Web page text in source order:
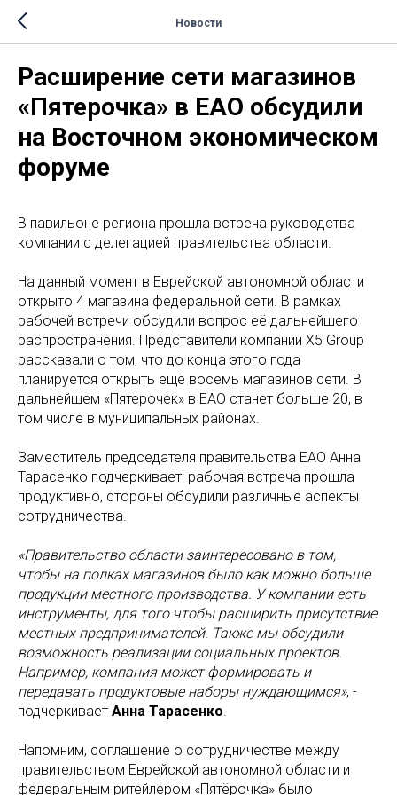
Новости
Расширение сети магазинов
«Пятерочка» в ЕАО обсудили
на Восточном экономическом
форуме
В павильоне региона прошла встреча руководства
компании с делегацией правительства области.
На данный момент в Еврейской автономной области
открыто 4 магазина федеральной сети. В рамках
рабочей встречи обсудили вопрос её дальнейшего
распространения. Представители компании Х5 Group
рассказали о том, что до конца этого года
планируется открыть ещё восемь магазинов сети. В
дальнейшем «Пятерочек» в ЕАО станет больше 20, в
том числе в муниципальных районах.
Заместитель председателя правительства ЕАО Анна
Тарасенко подчеркивает: рабочая встреча прошла
продуктивно, стороны обсудили различные аспекты
сотрудничества.
«Правительство области заинтересовано в том,
чтобы на полках магазинов было как можно больше
продукции местного производства. У компании есть
инструменты, для того чтобы расширить присутствие
местных предпринимателей. Также мы обсудили
возможность реализации социальных проектов.
Например, компания может формировать и
передавать продуктовые наборы нуждающимся», -
подчеркивает Анна Тарасенко.
Напомним, соглашение о сотрудничестве между
правительством Еврейской автономной области и
федеральным ритейлером «Пятёрочка» было